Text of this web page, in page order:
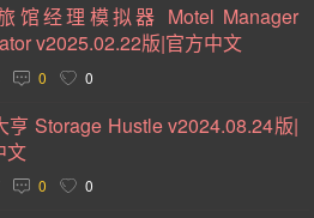
管理(197)
砍杀(195)
冒险(177)
回合制(151)
馆经理模拟器 Motel Manager
v2025.02.22版|官方中文
0 0
亨 Storage Hustle v2024.08.24版|
文
0 0